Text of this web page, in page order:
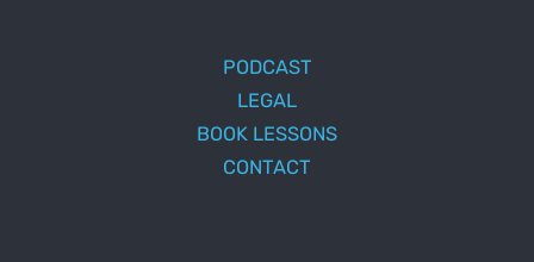
PODCAST
LEGAL
BOOK LESSONS
CONTACT